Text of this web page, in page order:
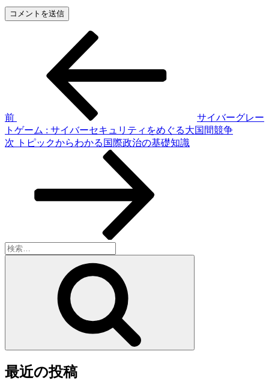
ゲ
ー
前
サイバーグレー
トゲーム : サイバーセキュリティをめぐる大国間競争
次
次 トピックからわかる国際政治の基礎知識
検
索:
最近の投稿